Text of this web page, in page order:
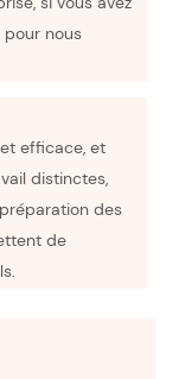
pour nous
efficace, et
distinctes,
des
de